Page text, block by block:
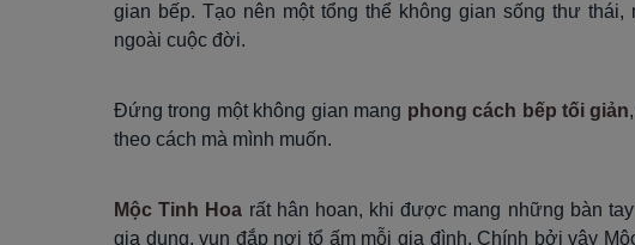
gian bếp. Tạo nên một tổng thể không gian sống thư
ngoài cuộc đời.
Đứng trong một không gian mang phong cách bếp tối giản
theo cách mà mình muốn.
Mộc Tinh Hoa rất hân hoan, khi được mang những bàn
gia dụng, vun đắp nơi tổ ấm mỗi gia đình. Chính bởi vậy